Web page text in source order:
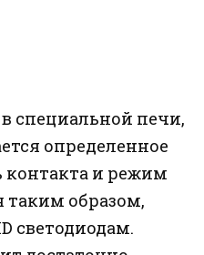
специальной печи,
определенное
контакта и режим
таким образом,
светодиодам.